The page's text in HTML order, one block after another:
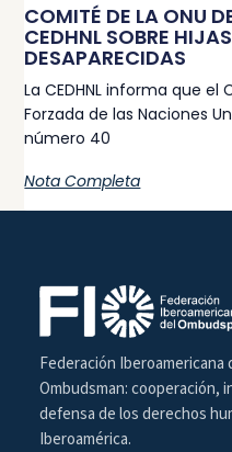
COMITÉ DE LA ONU
CEDHNL SOBRE
DESAPARECIDAS
La CEDHNL informa que
Forzada de las Naciones
número 40
Nota Completa
Federación Iberoamericana
Ombudsman: cooperación,
defensa de los derechos
Iberoamérica.